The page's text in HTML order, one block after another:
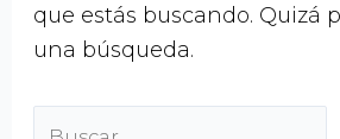
que estás buscando. Quizá
una búsqueda.